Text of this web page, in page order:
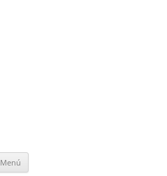
Menú